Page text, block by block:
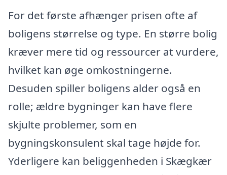
For det første afhænger prisen ofte af
boligens størrelse og type. En større bolig
kræver mere tid og ressourcer at vurdere,
hvilket kan øge omkostningerne.
Desuden spiller boligens alder også en
rolle; ældre bygninger kan have flere
skjulte problemer, som en
bygningskonsulent skal tage højde for.
Yderligere kan beliggenheden i Skægkær